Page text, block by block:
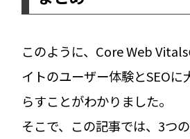
このように、Core Web
イトのユーザー体験とSEOに
らすことがわかりました。
そこで、この記事では、3つ